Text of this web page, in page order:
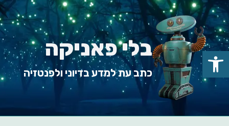
Skip
to
content
בלי פאניקה
כתב עת למדע בדיוני ולפנטזיה
פתח סרגל נגישות